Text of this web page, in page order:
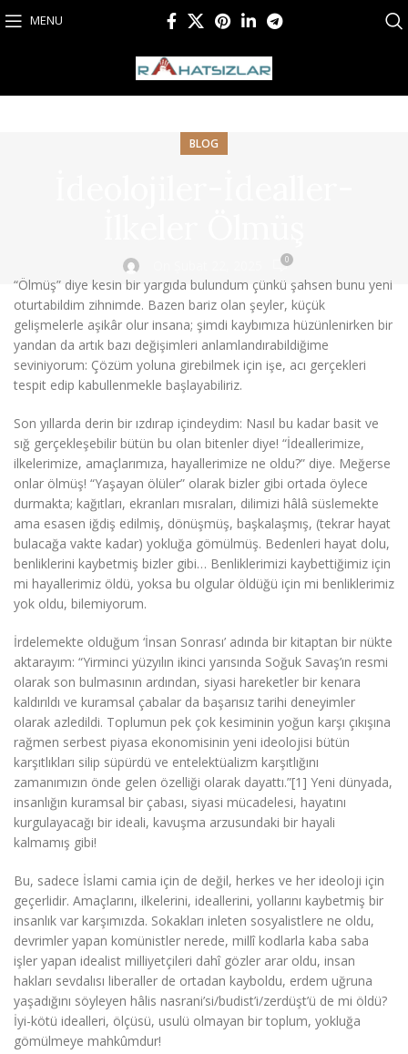
MENU
BLOG
0
“Ölmüş” diye kesin bir yargıda bulundum çünkü şahsen bunu yeni
oturtabildim zihnimde. Bazen bariz olan şeyler, küçük
gelişmelerle aşikâr olur insana; şimdi kaybımıza hüzünlenirken bir
yandan da artık bazı değişimleri anlamlandırabildiğime
seviniyorum: Çözüm yoluna girebilmek için işe, acı gerçekleri
tespit edip kabullenmekle başlayabiliriz.
Son yıllarda derin bir ızdırap içindeydim: Nasıl bu kadar basit ve
sığ gerçekleşebilir bütün bu olan bitenler diye! “İdeallerimize,
ilkelerimize, amaçlarımıza, hayallerimize ne oldu?” diye. Meğerse
onlar ölmüş! “Yaşayan ölüler” olarak bizler gibi ortada öylece
durmakta; kağıtları, ekranları mısraları, dilimizi hâlâ süslemekte
ama esasen iğdiş edilmiş, dönüşmüş, başkalaşmış, (tekrar hayat
bulacağa vakte kadar) yokluğa gömülmüş. Bedenleri hayat dolu,
benliklerini kaybetmiş bizler gibi… Benliklerimizi kaybettiğimiz için
mi hayallerimiz öldü, yoksa bu olgular öldüğü için mi benliklerimiz
yok oldu, bilemiyorum.
İrdelemekte olduğum ‘İnsan Sonrası’ adında bir kitaptan bir nükte
aktarayım: “Yirminci yüzyılın ikinci yarısında Soğuk Savaş’ın resmi
olarak son bulmasının ardından, siyasi hareketler bir kenara
kaldırıldı ve kuramsal çabalar da başarısız tarihi deneyimler
olarak azledildi. Toplumun pek çok kesiminin yoğun karşı çıkışına
rağmen serbest piyasa ekonomisinin yeni ideolojisi bütün
karşıtlıkları silip süpürdü ve entelektüalizm karşıtlığını
zamanımızın önde gelen özelliği olarak dayattı.”[1] Yeni dünyada,
insanlığın kuramsal bir çabası, siyasi mücadelesi, hayatını
kurgulayacağı bir ideali, kavuşma arzusundaki bir hayali
kalmamış gibi!
Bu, sadece İslami camia için de değil, herkes ve her ideoloji için
geçerlidir. Amaçlarını, ilkelerini, ideallerini, yollarını kaybetmiş bir
insanlık var karşımızda. Sokakları inleten sosyalistlere ne oldu,
devrimler yapan komünistler nerede, millî kodlarla kaba saba
işler yapan idealist milliyetçileri dahî gözler arar oldu, insan
hakları sevdalısı liberaller de ortadan kayboldu, erdem uğruna
yaşadığını söyleyen hâlis nasrani’si/budist’i/zerdüşt’ü de mi öldü?
İyi-kötü idealleri, ölçüsü, usulü olmayan bir toplum, yokluğa
gömülmeye mahkûmdur!